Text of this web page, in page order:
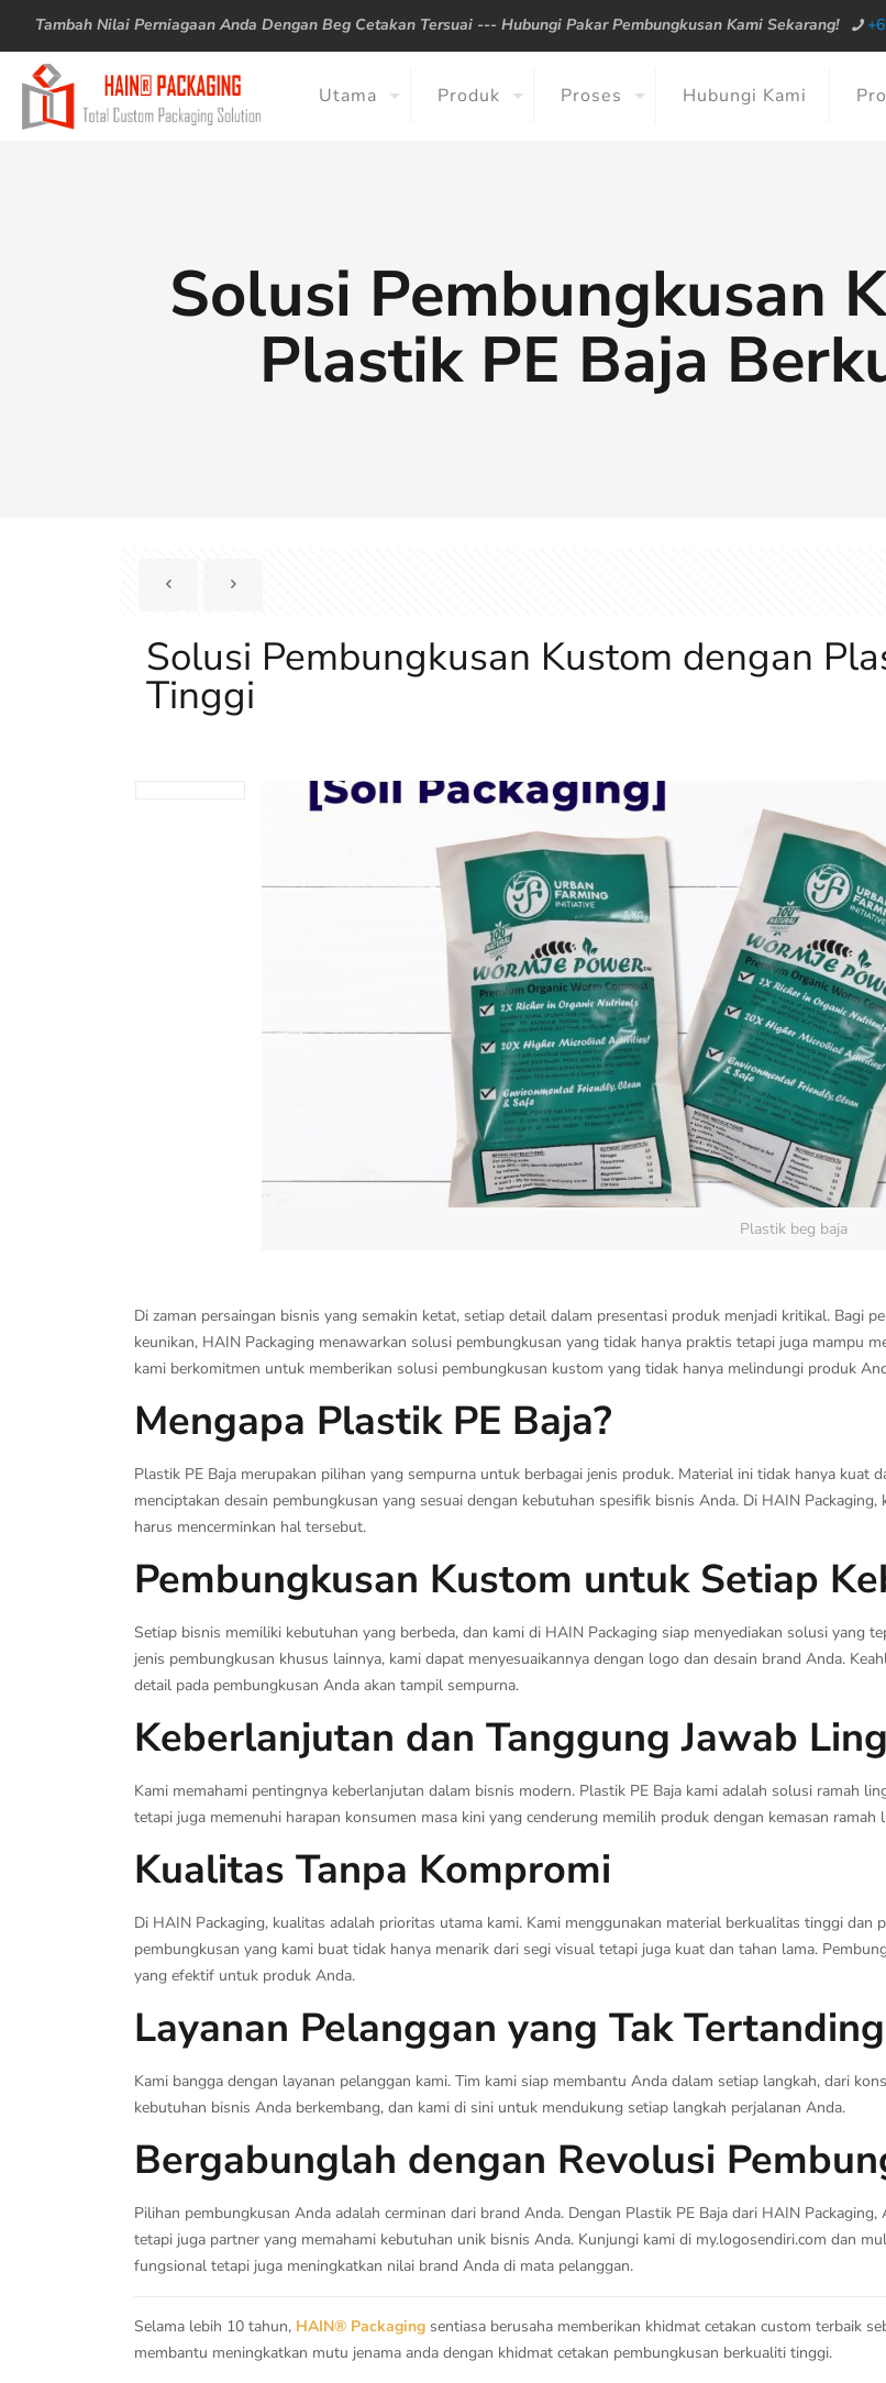
Tambah Nilai Perniagaan Anda Dengan Beg Cetakan Tersuai --- Hubungi Pakar Pembungkusan Kami Sekarang!
Utama Produk Proses Hubungi Kami
Solusi Pembungkusan
Plastik PE Baja
Solusi Pembungkusan Kustom dengan
Tinggi
Plastik beg baja
Di zaman persaingan bisnis yang semakin ketat, setiap detail dalam presentasi produk menjadi kritikal. Bagi
keunikan, HAIN Packaging menawarkan solusi pembungkusan yang tidak hanya praktis tetapi juga mampu
kami berkomitmen untuk memberikan solusi pembungkusan kustom yang tidak hanya melindungi produk
Mengapa Plastik PE Baja?
Plastik PE Baja merupakan pilihan yang sempurna untuk berbagai jenis produk. Material ini tidak hanya
menciptakan desain pembungkusan yang sesuai dengan kebutuhan spesifik bisnis Anda. Di HAIN
harus mencerminkan hal tersebut.
Pembungkusan Kustom untuk Setiap
Setiap bisnis memiliki kebutuhan yang berbeda, dan kami di HAIN Packaging siap menyediakan solusi yang
jenis pembungkusan khusus lainnya, kami dapat menyesuaikannya dengan logo dan desain brand Anda.
detail pada pembungkusan Anda akan tampil sempurna.
Keberlanjutan dan Tanggung Jawab
Kami memahami pentingnya keberlanjutan dalam bisnis modern. Plastik PE Baja kami adalah solusi ramah
tetapi juga memenuhi harapan konsumen masa kini yang cenderung memilih produk dengan kemasan ramah
Kualitas Tanpa Kompromi
Di HAIN Packaging, kualitas adalah prioritas utama kami. Kami menggunakan material berkualitas tinggi
pembungkusan yang kami buat tidak hanya menarik dari segi visual tetapi juga kuat dan tahan lama.
yang efektif untuk produk Anda.
Layanan Pelanggan yang Tak
Kami bangga dengan layanan pelanggan kami. Tim kami siap membantu Anda dalam setiap langkah, dari
kebutuhan bisnis Anda berkembang, dan kami di sini untuk mendukung setiap langkah perjalanan Anda.
Bergabunglah dengan Revolusi
Pilihan pembungkusan Anda adalah cerminan dari brand Anda. Dengan Plastik PE Baja dari HAIN
tetapi juga partner yang memahami kebutuhan unik bisnis Anda. Kunjungi kami di my.logosendiri.com dan
fungsional tetapi juga meningkatkan nilai brand Anda di mata pelanggan.
Selama lebih 10 tahun, HAIN® Packaging sentiasa berusaha memberikan khidmat cetakan custom terbaik
membantu meningkatkan mutu jenama anda dengan khidmat cetakan pembungkusan berkualiti tinggi.